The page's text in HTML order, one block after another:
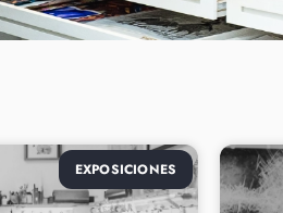
EXPOSICIONES